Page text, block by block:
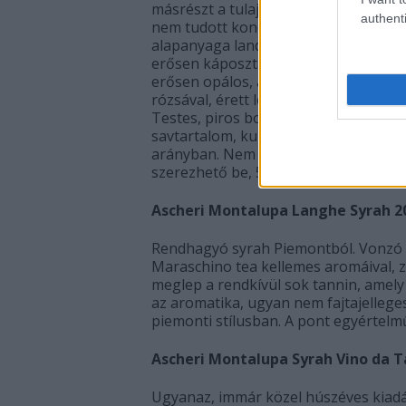
másrészt a tulajdonos Lalou Bize-
nem tudott koncentrálni a
alapanyaga landolt ebben a village
erősen káposztás-vegetális vonalat
erősen opálos, amit nyilván a
rózsával, érett lekvárokkal,
Testes, piros bogyós, közepesen
savtartalom, kulturált tannin, a
arányban. Nem átütő bor, de utóíze
szerezhető be, 500-600 Eurót is ki
Ascheri Montalupa Langhe Syrah
Rendhagyó syrah Piemontból.
Maraschino tea kellemes aromáival,
meglep a rendkívül sok tannin,
az aromatika, ugyan nem
piemonti stílusban. A pont
Ascheri Montalupa Syrah Vino da
Ugyanaz, immár közel húszéves